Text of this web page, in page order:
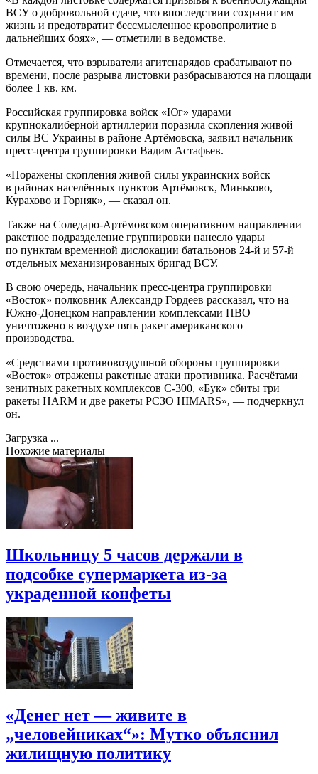
ВСУ о добровольной сдаче, что впоследствии сохранит им
жизнь и предотвратит бессмысленное кровопролитие в
дальнейших боях», — отметили в ведомстве.
Отмечается, что взрыватели агитснарядов срабатывают по
времени, после разрыва листовки разбрасываются на площади
более 1 кв. км.
Российская группировка войск «Юг» ударами
крупнокалиберной артиллерии поразила скопления живой
силы ВС Украины в районе Артёмовска, заявил начальник
пресс-центра группировки Вадим Астафьев.
«Поражены скопления живой силы украинских войск
в районах населённых пунктов Артёмовск, Миньково,
Курахово и Горняк», — сказал он.
Также на Соледаро-Артёмовском оперативном направлении
ракетное подразделение группировки нанесло удары
по пунктам временной дислокации батальонов 24-й и 57-й
отдельных механизированных бригад ВСУ.
В свою очередь, начальник пресс-центра группировки
«Восток» полковник Александр Гордеев рассказал, что на
Южно-Донецком направлении комплексами ПВО
уничтожено в воздухе пять ракет американского
производства.
«Средствами противовоздушной обороны группировки
«Восток» отражены ракетные атаки противника. Расчётами
зенитных ракетных комплексов С-300, «Бук» сбиты три
ракеты HARM и две ракеты РСЗО HIMARS», — подчеркнул
он.
Загрузка ...
Похожие материалы
Школьницу 5 часов держали в
подсобке супермаркета из-за
украденной конфеты
«Денег нет — живите в
„человейниках“»: Мутко объяснил
жилищную политику